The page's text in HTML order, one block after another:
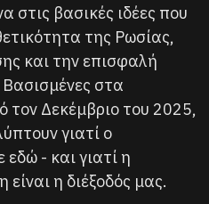
στις βασικές ιδέες που
της Ρωσίας,
και την επισφαλή
στα
τον Δεκέμβριο του 2025,
γιατί ο
- και γιατί η
η διέξοδός μας.